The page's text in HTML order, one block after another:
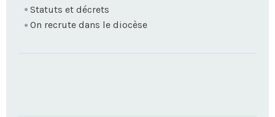
Statuts et décrets
On recrute dans le diocèse